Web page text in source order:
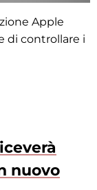
Apple
di controllare i
nuovo